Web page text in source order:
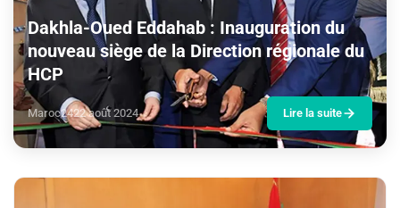
Dakhla-Oued Eddahab : Inauguration du
nouveau siège de la Direction régionale du
HCP
Maroc2422 août 2024 Lire la suite